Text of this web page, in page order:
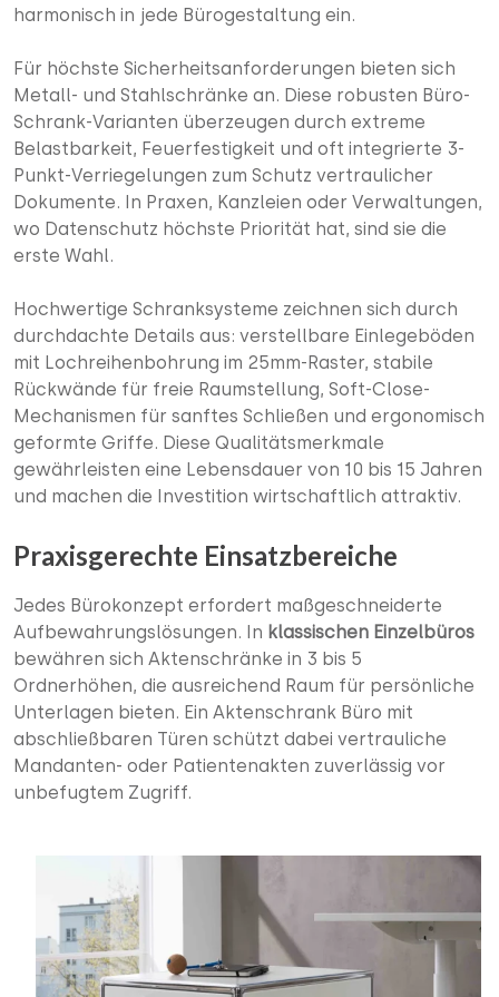
harmonisch in jede Bürogestaltung ein.
Für höchste Sicherheitsanforderungen bieten sich
Metall- und Stahlschränke an. Diese robusten Büro-
Schrank-Varianten überzeugen durch extreme
Belastbarkeit, Feuerfestigkeit und oft integrierte 3-
Punkt-Verriegelungen zum Schutz vertraulicher
Dokumente. In Praxen, Kanzleien oder Verwaltungen,
wo Datenschutz höchste Priorität hat, sind sie die
erste Wahl.
Hochwertige Schranksysteme zeichnen sich durch
durchdachte Details aus: verstellbare Einlegeböden
mit Lochreihenbohrung im 25mm-Raster, stabile
Rückwände für freie Raumstellung, Soft-Close-
Mechanismen für sanftes Schließen und ergonomisch
geformte Griffe. Diese Qualitätsmerkmale
gewährleisten eine Lebensdauer von 10 bis 15 Jahren
und machen die Investition wirtschaftlich attraktiv.
Praxisgerechte Einsatzbereiche
Jedes Bürokonzept erfordert maßgeschneiderte
Aufbewahrungslösungen. In klassischen Einzelbüros
bewähren sich Aktenschränke in 3 bis 5
Ordnerhöhen, die ausreichend Raum für persönliche
Unterlagen bieten. Ein Aktenschrank Büro mit
abschließbaren Türen schützt dabei vertrauliche
Mandanten- oder Patientenakten zuverlässig vor
unbefugtem Zugriff.